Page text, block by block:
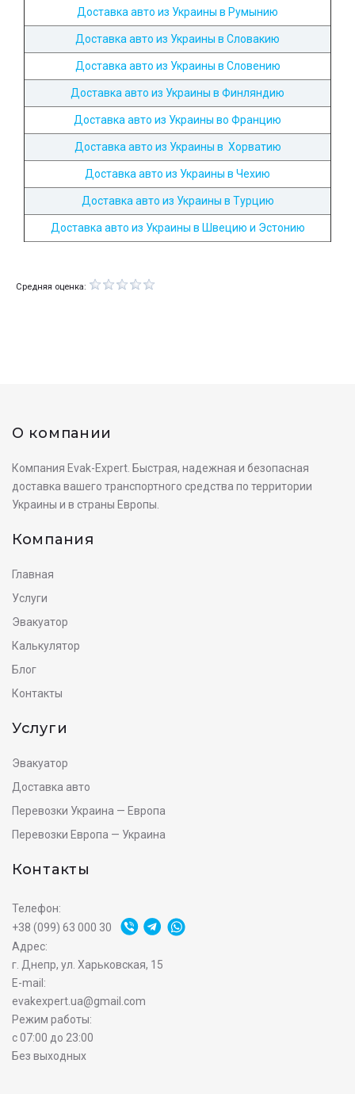
Доставка авто из Украины в Румынию
Доставка авто из Украины в Словакию
Доставка авто из Украины в Словению
Доставка авто из Украины в Финляндию
Доставка авто из Украины во Францию
Доставка авто из Украины в Хорватию
Доставка авто из Украины в Чехию
Доставка авто из Украины в Турцию
Доставка авто из Украины в Швецию и Эстонию
Средняя оценка:
О компании
Компания Evak-Expert. Быстрая, надежная и безопасная
доставка вашего транспортного средства по территории
Украины и в страны Европы.
Компания
Главная
Услуги
Эвакуатор
Калькулятор
Блог
Контакты
Услуги
Эвакуатор
Доставка авто
Перевозки Украина — Европа
Перевозки Европа — Украина
Контакты
Телефон:
+38 (099) 63 000 30
Адрес:
г. Днепр, ул. Харьковская, 15
E-mail:
evakexpert.ua@gmail.com
Режим работы:
с 07:00 до 23:00
Без выходных